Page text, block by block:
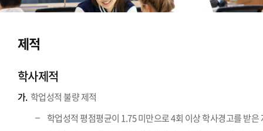
제적
학사제적
가. 학업성적 불량 제적
학업성적 평점평균이 1.75 미만으로 4회 이상 학사경고를 받은